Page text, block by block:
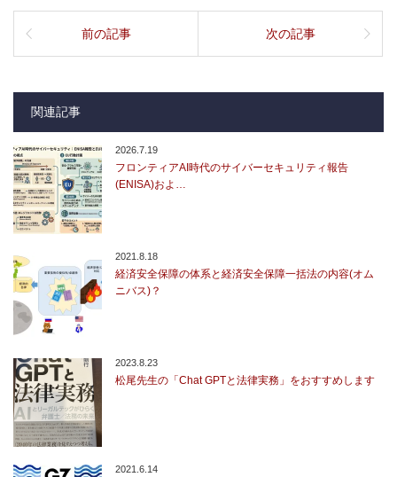
前の記事 次の記事
関連記事
2026.7.19
フロンティアAI時代のサイバーセキュリティ報告
(ENISA)およ…
2021.8.18
経済安全保障の体系と経済安全保障一括法の内容(オム
ニバス)？
2023.8.23
松尾先生の「Chat GPTと法律実務」をおすすめします
2021.6.14